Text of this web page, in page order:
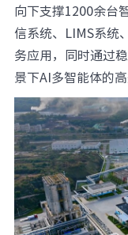
向下支撑1200余台
信系统、LIMS系统
务应用，同时通过
景下AI多智能体的高